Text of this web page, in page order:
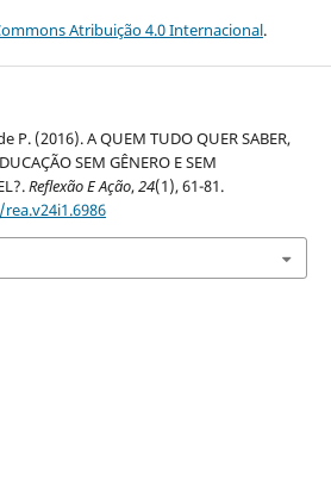
Atribuição 4.0 Internacional.
P. (2016). A QUEM TUDO QUER SABER,
SEM GÊNERO E SEM
Reflexão E Ação,24(1), 61-81.